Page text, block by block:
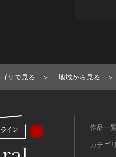
リで見る 地域から見る
作品一
カテゴ